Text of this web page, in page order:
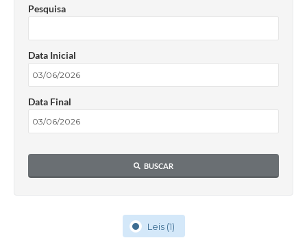
Pesquisa
Data Inicial
Data Final
BUSCAR
Leis (1)